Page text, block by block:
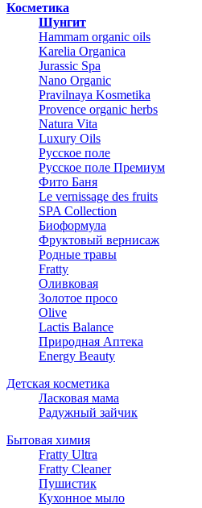
Косметика
Шунгит
Hammam organic oils
Karelia Organica
Jurassic Spa
Nano Organic
Pravilnaya Kosmetika
Provence organic herbs
Natura Vita
Luxury Oils
Русское поле
Русское поле Премиум
Фито Баня
Le vernissage des fruits
SPA Collection
Биоформула
Фруктовый вернисаж
Родные травы
Fratty
Оливковая
Золотое просо
Olive
Lactis Balance
Природная Аптека
Energy Beauty
Детская косметика
Ласковая мама
Радужный зайчик
Бытовая химия
Fratty Ultra
Fratty Cleaner
Пушистик
Кухонное мыло